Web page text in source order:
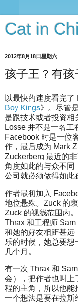
Cat in
2012年8月18日星期六
孩子王？有孩
以最快的速度看完
Boy Kings》。尽管
是跟技术或者投资相
Losse 并不是一名工
Facebook 时是一位
作，最后成为 Mark
Zuckerberg 最近的
角度如此的与众不同
公司就必须做得如此
作者最初加入
地位悬殊。Zuck 的
Zuck 的视线范围内
Thrax 和工程师
和她的好友相距甚远
乐的时候，她总要想
几个月。
有一次 Thrax 和
会），把作者也叫上
程的主角，所以他能
一个想法是要在拉斯